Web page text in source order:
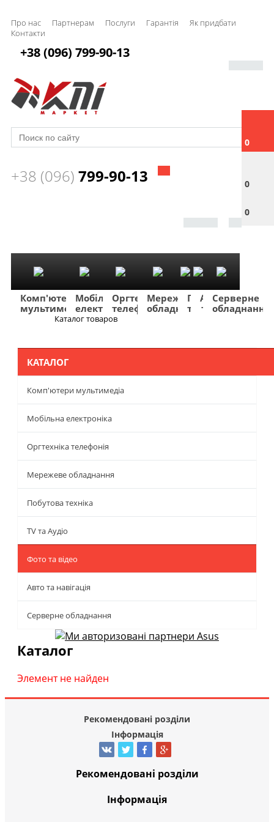
Про нас Партнерам Послуги Гарантія
Як придбати
Контакти
0
0
0
+38 (096) 799-90-13
+38 (096) 799-90-13
Комп'ютери
мультимедіа
Мобільна
електроніка
Оргтехніка
телефонія
Мережеве
обладнання
Побутова
техніка
TV
та
Фото
та
Авто
та
Серверне
обладнання
Каталог товаров
КАТАЛОГ
Комп'ютери мультимедіа
Мобільна електроніка
Оргтехніка телефонія
Мережеве обладнання
Побутова техніка
TV та Аудіо
Фото та відео
Авто та навігація
Серверне обладнання
Каталог
Элемент не найден
Рекомендовані розділи
Інформація
Рекомендовані розділи
Інформація